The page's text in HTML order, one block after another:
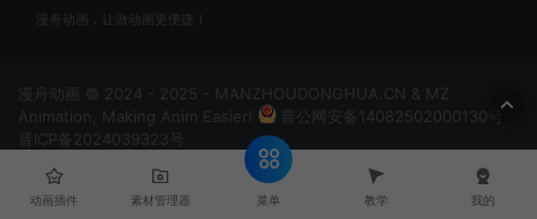
漫舟动画，让做动画更便捷！
漫舟动画 © 2024 - 2025 - MANZHOUDONGHUA.CN & MZ
Animation, Making Anim Easier!
晋公网安备14082502000130号
晋ICP备2024039323号
动画插件 素材管理器 菜单 教学 我的